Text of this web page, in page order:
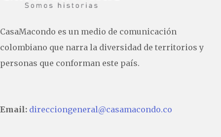
n p o
k
s
CasaMacondo es un medio de comunicación
colombiano que narra la diversidad de territorios y
personas que conforman este país.
Email: direcciongeneral@casamacondo.co